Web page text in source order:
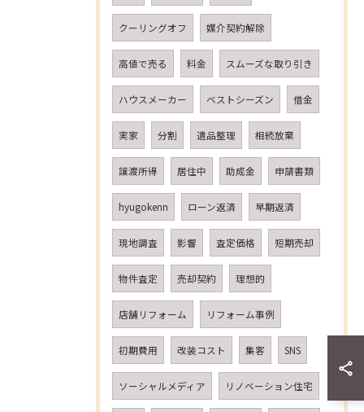
クーリングオフ 媒介契約解除
高値で売る 料金 スムーズな取り引き
ハウスメーカー ベストシーズン 借金
実家 分割 遺品整理 相続放棄
譲渡所得 居住中 助成金 申請書類
hyugokenn ローン返済 早期返済
現地調査 影響 査定価格 短期売却
物件査定 売却契約 理想的
店舗リフォーム リフォーム事例
初期費用 改装コスト 集客 SNS
ソーシャルメディア リノベーション住宅